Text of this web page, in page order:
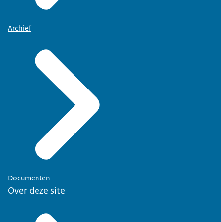
Archief
Documenten
Over deze site